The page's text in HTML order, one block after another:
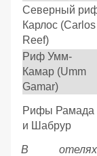
Северный
Карлос (Carlos
Reef)
Риф Умм-
Камар (Umm
Gamar)
Рифы Рамада
и Шабрур
В отелях